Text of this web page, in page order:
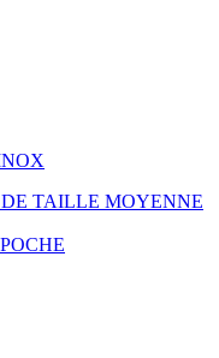
TAILLE MOYENNE